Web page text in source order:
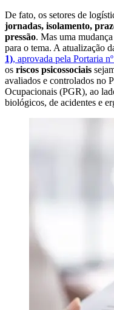
De fato, os setores de
jornadas, isolamento,
pressão. Mas uma
para o tema. A atualização
1), aprovada pela Portaria
os riscos psicossociais
avaliados e controlados no
Ocupacionais (PGR), ao
biológicos, de acidentes e